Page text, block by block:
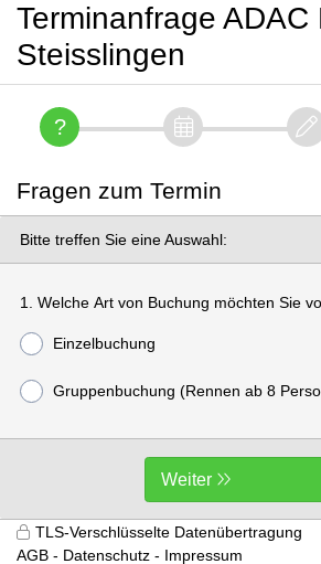
Terminanfrage ADAC
Steisslingen
Fragen zum Termin
Bitte treffen Sie eine Auswahl:
1. Welche Art von Buchung möchten Sie
Einzelbuchung
Gruppenbuchung (Rennen ab 8
Weiter
TLS-Verschlüsselte Datenübertragung
AGB
Datenschutz Impressum